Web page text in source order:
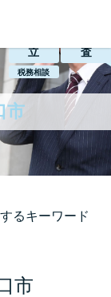
市
立
査
税務相談
るキーワード
市